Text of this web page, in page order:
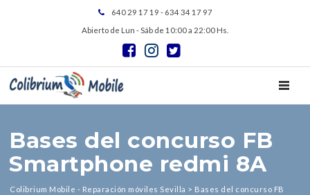
640 29 17 19 - 634 34 17 97
Abierto de Lun - Sáb de 10:00 a 22:00 Hs.
Bases del concurso FB
Smartphone redmi 8A
Colibrium Mobile - Reparación móviles Sevilla > Bases del concurso FB